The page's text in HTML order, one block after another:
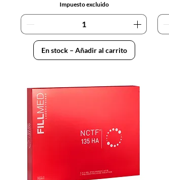
Impuesto excluido
En stock – Añadir al carrito